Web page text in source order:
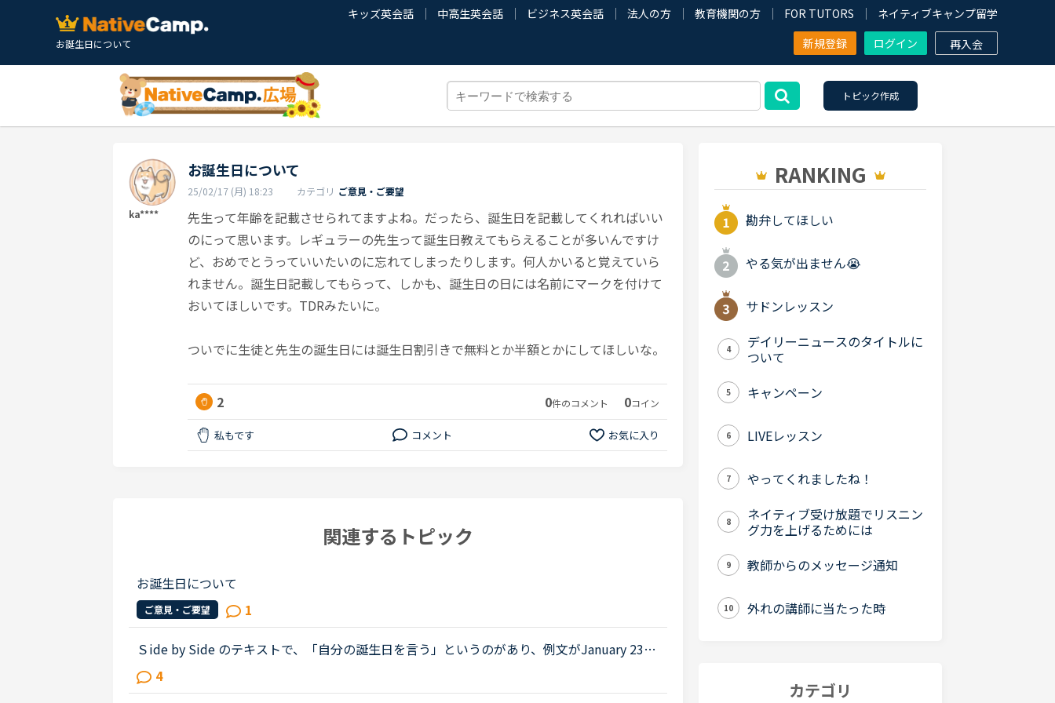
お誕生日について
キッズ英会話 中高生英会話 ビジネス英会話 法人の方 教育機関の方 FOR TUTORS
ネイティブキャンプ留学
新規登録
ログイン 再入会
トピック作成
ka****
お誕生日について
25/02/17 (月) 18:23 カテゴリ ご意見・ご要望
先生って年齢を記載させられてますよね。だったら、誕生日を記載してくれればいい
のにって思います。レギュラーの先生って誕生日教えてもらえることが多いんですけ
ど、おめでとうっていいたいのに忘れてしまったりします。何人かいると覚えていら
れません。誕生日記載してもらって、しかも、誕生日の日には名前にマークを付けて
おいてほしいです。TDRみたいに。
ついでに生徒と先生の誕生日には誕生日割引きで無料とか半額とかにしてほしいな。
2 0件のコメント 0コイン
私もです コメント お気に入り
関連するトピック
お誕生日について
ご意見・ご要望 1
Ｓide by Side のテキストで、「自分の誕生日を言う」というのがあり、例文がJanuary 23rd
November 17thDecember 31st (thirty-first) でした。そして私の誕生日を聞かれ’ January
20th ’と言うと、 ' the twen...
4
RANKING
勘弁してほしい
やる気が出ません😭
サドンレッスン
4
デイリーニュースのタイトルに
ついて
5 キャンペーン
6 LIVEレッスン
7 やってくれましたね！
8
ネイティブ受け放題でリスニン
グ力を上げるためには
9 教師からのメッセージ通知
10 外れの講師に当たった時
カテゴリ